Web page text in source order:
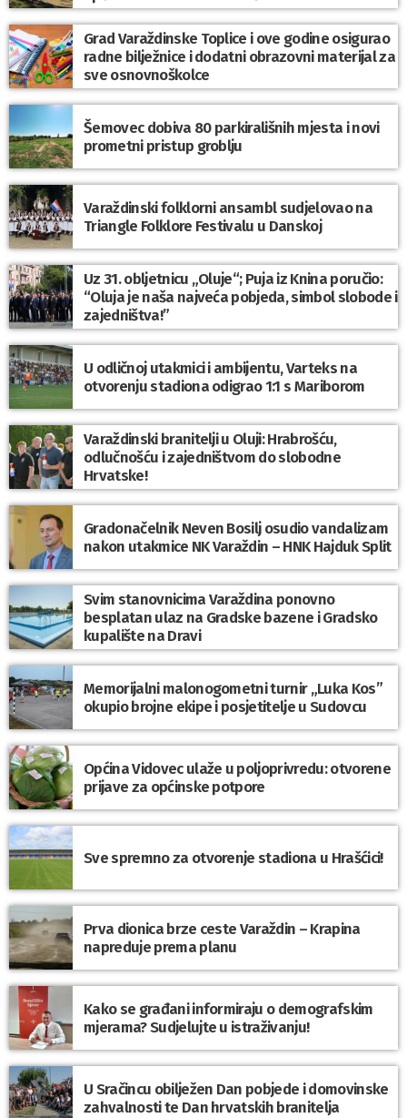
Grad Varaždinske Toplice i ove godine osigurao
radne bilježnice i dodatni obrazovni materijal za
sve osnovnoškolce
Šemovec dobiva 80 parkirališnih mjesta i novi
prometni pristup groblju
Varaždinski folklorni ansambl sudjelovao na
Triangle Folklore Festivalu u Danskoj
Uz 31. obljetnicu „Oluje“; Puja iz Knina poručio:
“Oluja je naša najveća pobjeda, simbol slobode i
zajedništva!”
U odličnoj utakmici i ambijentu, Varteks na
otvorenju stadiona odigrao 1:1 s Mariborom
Varaždinski branitelji u Oluji: Hrabrošću,
odlučnošću i zajedništvom do slobodne
Hrvatske!
Gradonačelnik Neven Bosilj osudio vandalizam
nakon utakmice NK Varaždin – HNK Hajduk Split
Svim stanovnicima Varaždina ponovno
besplatan ulaz na Gradske bazene i Gradsko
kupalište na Dravi
Memorijalni malonogometni turnir „Luka Kos”
okupio brojne ekipe i posjetitelje u Sudovcu
Općina Vidovec ulaže u poljoprivredu: otvorene
prijave za općinske potpore
Sve spremno za otvorenje stadiona u Hrašćici!
Prva dionica brze ceste Varaždin – Krapina
napreduje prema planu
Kako se građani informiraju o demografskim
mjerama? Sudjelujte u istraživanju!
U Sračincu obilježen Dan pobjede i domovinske
zahvalnosti te Dan hrvatskih branitelja